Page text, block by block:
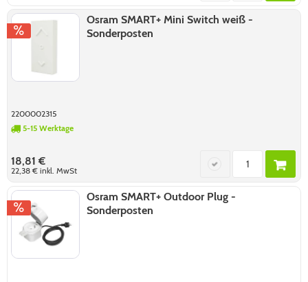
Osram SMART+ Mini Switch weiß -
Sonderposten
2200002315
5-15 Werktage
18,81 €
22,38 €inkl. MwSt
Osram SMART+ Outdoor Plug -
Sonderposten